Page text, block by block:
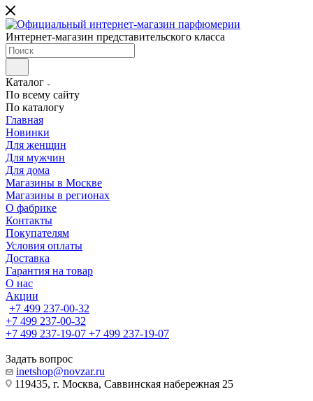
Интернет-магазин представительского класса
Каталог
По всему сайту
По каталогу
Главная
Новинки
Для женщин
Для мужчин
Для дома
Магазины в Москве
Магазины в регионах
О фабрике
Контакты
Покупателям
Условия оплаты
Доставка
Гарантия на товар
О нас
Акции
+7 499 237-00-32
+7 499 237-00-32
+7 499 237-19-07 +7 499 237-19-07
Задать вопрос
inetshop@novzar.ru
119435, г. Москва, Саввинская набережная 25